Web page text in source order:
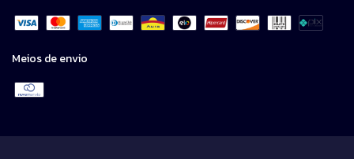
Meios de envio